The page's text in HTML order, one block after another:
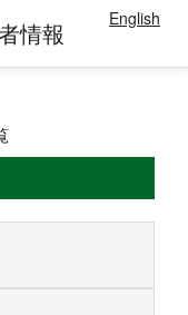
情報 English